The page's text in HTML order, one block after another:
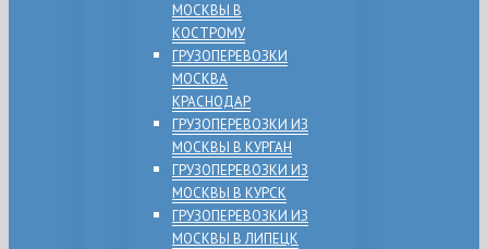
МОСКВЫ В
КОСТРОМУ
ГРУЗОПЕРЕВОЗКИ
МОСКВА
КРАСНОДАР
ГРУЗОПЕРЕВОЗКИ ИЗ
МОСКВЫ В КУРГАН
ГРУЗОПЕРЕВОЗКИ ИЗ
МОСКВЫ В КУРСК
ГРУЗОПЕРЕВОЗКИ ИЗ
МОСКВЫ В ЛИПЕЦК